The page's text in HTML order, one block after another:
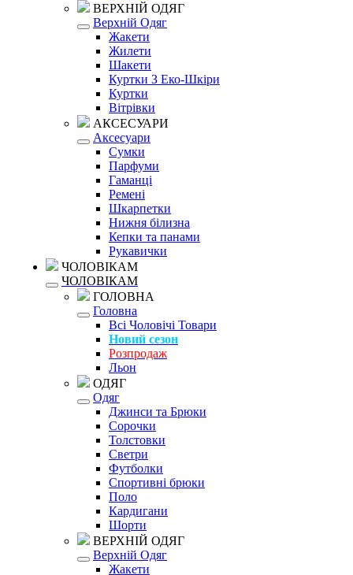
ВЕРХНІЙ ОДЯГ
Верхній Одяг
Жакети
Жилети
Шакети
Куртки З Еко-Шкіри
Куртки
Вітрівки
АКСЕСУАРИ
Аксесуари
Сумки
Парфуми
Гаманці
Ремені
Шкарпетки
Нижня білизна
Кепки та панами
Рукавички
ЧОЛОВІКАМ
ЧОЛОВІКАМ
ГОЛОВНА
Головна
Всі Чоловічі Товари
Новий сезон
Розпродаж
Льон
ОДЯГ
Одяг
Джинси та Брюки
Сорочки
Толстовки
Светри
Футболки
Спортивні брюки
Поло
Кардигани
Шорти
ВЕРХНІЙ ОДЯГ
Верхній Одяг
Жакети